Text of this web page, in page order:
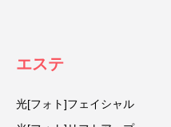
エステ
光[フォト]フェイシャル